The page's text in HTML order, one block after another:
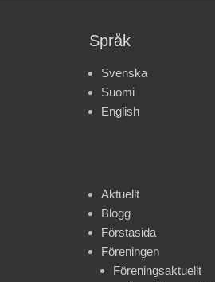
Språk
Svenska
Suomi
English
Aktuellt
Blogg
Förstasida
Föreningen
Föreningsaktuellt